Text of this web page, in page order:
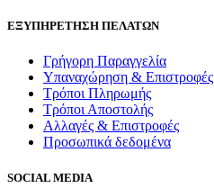
ΕΞΥΠΗΡΕΤΗΣΗ ΠΕΛΑΤΩΝ
Γρήγορη Παραγγελία
Υπαναχώρηση & Επιστροφές
Τρόποι Πληρωμής
Τρόποι Αποστολής
Αλλαγές & Επιστροφές
Προσωπικά δεδομένα
SOCIAL MEDIA